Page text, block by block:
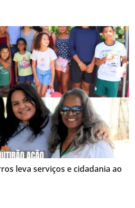
leva serviços e cidadania ao